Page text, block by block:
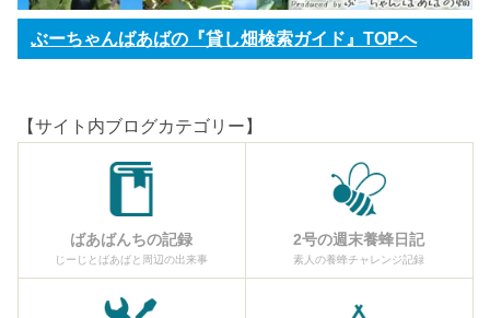
ぶーちゃんばあばの『貸し畑検索ガイド』TOPへ
【サイト内ブログカテゴリー】
ばあばんちの記録
じーじとばあばと周辺の出来事
2号の週末養蜂日記
素人の養蜂チャレンジ記録